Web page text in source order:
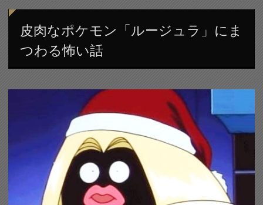
皮肉なポケモン「ルージュラ」にま
つわる怖い話